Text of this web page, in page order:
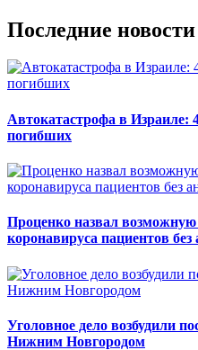
Последние новости
Автокатастрофа в
погибших
Проценко назвал
коронавируса пациентов без
Уголовное дело возбудили
Нижним Новгородом